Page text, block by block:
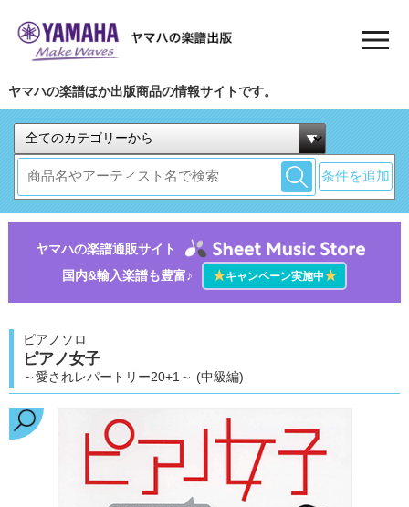
ヤマハの楽譜ほか出版商品の情報サイトです。
条件を追加
ヤマハの楽譜通販サイト
国内&輸入楽譜も豊富♪
★キャンペーン実施中★
ピアノソロ
ピアノ女子
～愛されレパートリー20+1～ (中級編)